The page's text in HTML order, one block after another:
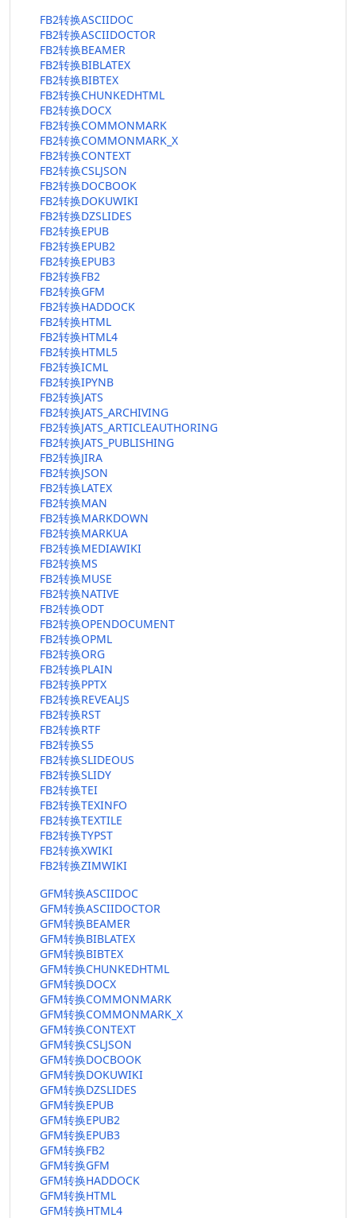
FB2转换ASCIIDOC
FB2转换ASCIIDOCTOR
FB2转换BEAMER
FB2转换BIBLATEX
FB2转换BIBTEX
FB2转换CHUNKEDHTML
FB2转换DOCX
FB2转换COMMONMARK
FB2转换COMMONMARK_X
FB2转换CONTEXT
FB2转换CSLJSON
FB2转换DOCBOOK
FB2转换DOKUWIKI
FB2转换DZSLIDES
FB2转换EPUB
FB2转换EPUB2
FB2转换EPUB3
FB2转换FB2
FB2转换GFM
FB2转换HADDOCK
FB2转换HTML
FB2转换HTML4
FB2转换HTML5
FB2转换ICML
FB2转换IPYNB
FB2转换JATS
FB2转换JATS_ARCHIVING
FB2转换JATS_ARTICLEAUTHORING
FB2转换JATS_PUBLISHING
FB2转换JIRA
FB2转换JSON
FB2转换LATEX
FB2转换MAN
FB2转换MARKDOWN
FB2转换MARKUA
FB2转换MEDIAWIKI
FB2转换MS
FB2转换MUSE
FB2转换NATIVE
FB2转换ODT
FB2转换OPENDOCUMENT
FB2转换OPML
FB2转换ORG
FB2转换PLAIN
FB2转换PPTX
FB2转换REVEALJS
FB2转换RST
FB2转换RTF
FB2转换S5
FB2转换SLIDEOUS
FB2转换SLIDY
FB2转换TEI
FB2转换TEXINFO
FB2转换TEXTILE
FB2转换TYPST
FB2转换XWIKI
FB2转换ZIMWIKI
GFM转换ASCIIDOC
GFM转换ASCIIDOCTOR
GFM转换BEAMER
GFM转换BIBLATEX
GFM转换BIBTEX
GFM转换CHUNKEDHTML
GFM转换DOCX
GFM转换COMMONMARK
GFM转换COMMONMARK_X
GFM转换CONTEXT
GFM转换CSLJSON
GFM转换DOCBOOK
GFM转换DOKUWIKI
GFM转换DZSLIDES
GFM转换EPUB
GFM转换EPUB2
GFM转换EPUB3
GFM转换FB2
GFM转换GFM
GFM转换HADDOCK
GFM转换HTML
GFM转换HTML4